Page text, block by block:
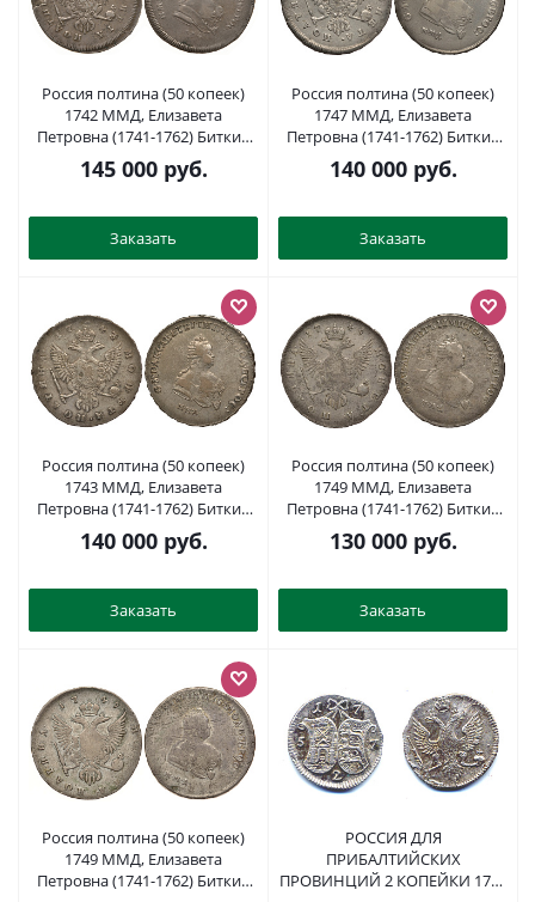
Россия полтина (50 копеек)
1742 ММД, Елизавета
Петровна (1741-1762) Биткин
140 R, Петров 6 рублей, Ильин
3 рубля серебро 10-011-39
145 000руб.
Заказать
Россия полтина (50 копеек)
1747 ММД, Елизавета
Петровна (1741-1762) Биткин
151 R1, Ильин 8 рублей
серебро 10-020-07
140 000руб.
Заказать
Россия полтина (50 копеек)
1743 ММД, Елизавета
Петровна (1741-1762) Биткин
142 R, Петров 4 рубля серебро
10-020-05
140 000руб.
Заказать
Россия полтина (50 копеек)
1749 ММД, Елизавета
Петровна (1741-1762) Биткин
152 R серебро 10-020-08
130 000руб.
Заказать
Россия полтина (50 копеек)
1749 ММД, Елизавета
Петровна (1741-1762) Биткин
РОССИЯ ДЛЯ
ПРИБАЛТИЙСКИХ
ПРОВИНЦИЙ 2 КОПЕЙКИ 1757